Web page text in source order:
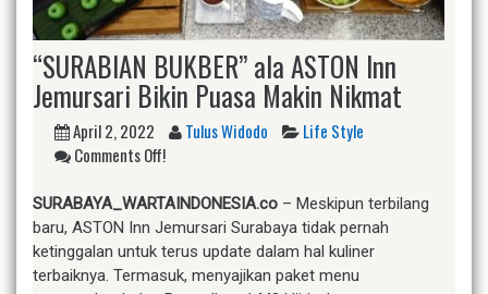
“SURABIAN BUKBER” ala ASTON Inn
Jemursari Bikin Puasa Makin Nikmat
April 2, 2022 Tulus Widodo
Life Style
Comments Off!
SURABAYA_WARTAINDONESIA.co – Meskipun terbilang
baru, ASTON Inn Jemursari Surabaya tidak pernah
ketinggalan untuk terus update dalam hal kuliner
terbaiknya. Termasuk, menyajikan paket menu